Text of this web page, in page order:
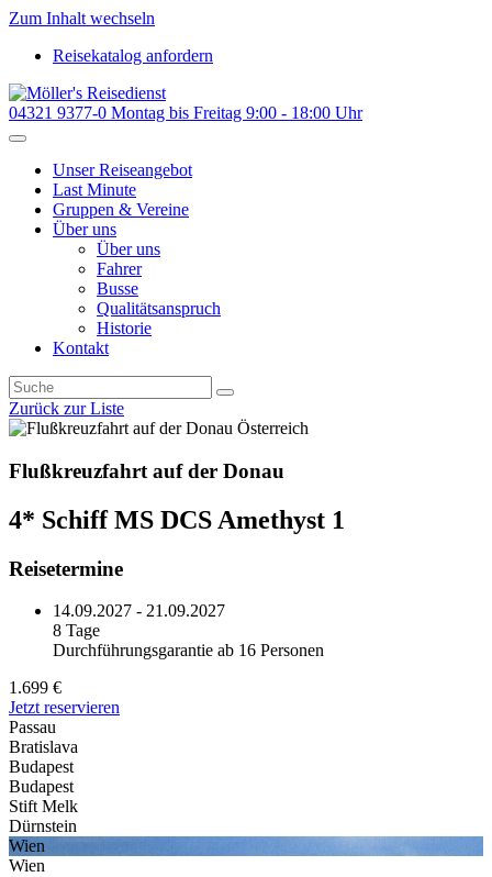
Zum Inhalt wechseln
Reisekatalog anfordern
04321 9377-0 Montag bis Freitag 9:00 - 18:00 Uhr
Unser Reiseangebot
Last Minute
Gruppen & Vereine
Über uns
Über uns
Fahrer
Busse
Qualitätsanspruch
Historie
Kontakt
Zurück zur Liste
Österreich
Flußkreuzfahrt auf der Donau
4* Schiff MS DCS Amethyst 1
Reisetermine
14.09.2027 - 21.09.2027
8 Tage
Durchführungsgarantie ab 16 Personen
1.699 €
Jetzt reservieren
Passau
Bratislava
Budapest
Budapest
Stift Melk
Dürnstein
Wien
Wien